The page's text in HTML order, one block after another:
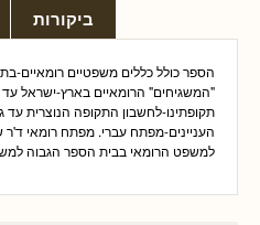
ביקורות
הספר כולל כללים משפטיים רומאיים-
העניינים-מפתח עברי. מפתח רומאי
למשפט הרומאי בבית הספר הגבוה